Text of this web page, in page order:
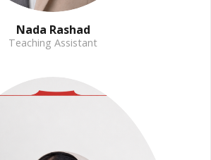
Nada Rashad
Teaching Assistant